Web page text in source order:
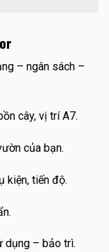
– ngân sách –
cây, vị trí A7.
của bạn.
kiện, tiến độ.
dụng – bảo trì.